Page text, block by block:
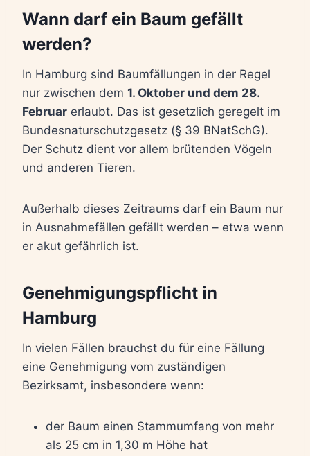
Wann darf ein Baum gefällt
werden?
In Hamburg sind Baumfällungen in der Regel
nur zwischen dem 1. Oktober und dem 28.
Februar erlaubt. Das ist gesetzlich geregelt im
Bundesnaturschutzgesetz (§ 39 BNatSchG).
Der Schutz dient vor allem brütenden Vögeln
und anderen Tieren.
Außerhalb dieses Zeitraums darf ein Baum nur
in Ausnahmefällen gefällt werden – etwa wenn
er akut gefährlich ist.
Genehmigungspflicht in
Hamburg
In vielen Fällen brauchst du für eine Fällung
eine Genehmigung vom zuständigen
Bezirksamt, insbesondere wenn:
der Baum einen Stammumfang von mehr
als 25 cm in 1,30 m Höhe hat